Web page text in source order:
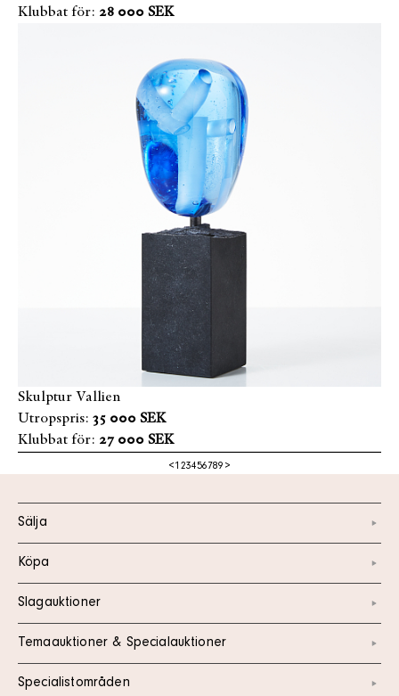
Klubbat för: 28 000 SEK
Skulptur Vallien
Utropspris: 35 000 SEK
Klubbat för: 27 000 SEK
< 1 23456789 >
Sälja
Köpa
Slagauktioner
Temaauktioner & Specialauktioner
Specialistområden